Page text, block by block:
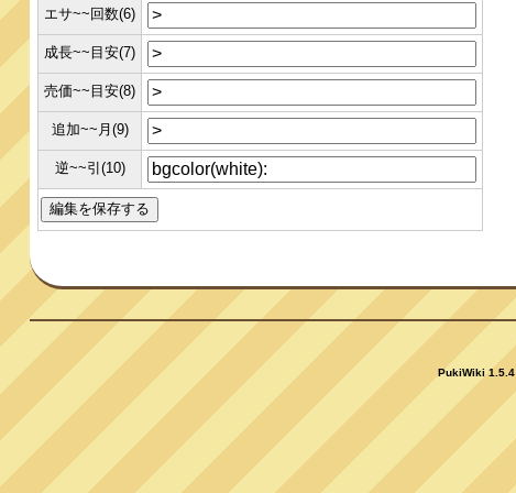
エサ~~回数(6)
成長~~目安(7)
売価~~目安(8)
追加~~月(9)
逆~~引(10)
PukiWiki 1.5.4